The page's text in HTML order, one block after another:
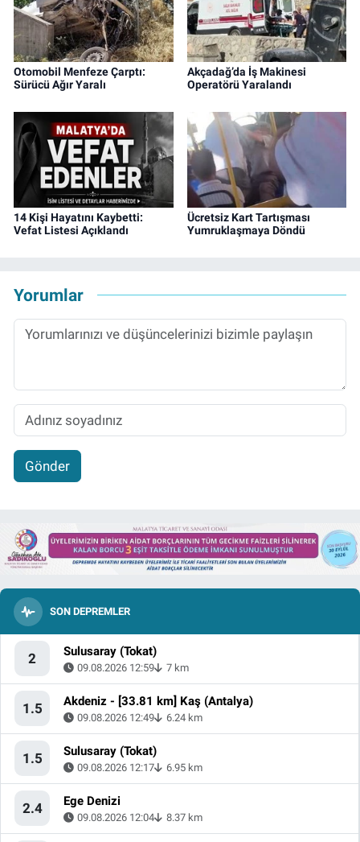
Otomobil Menfeze Çarptı:
Sürücü Ağır Yaralı
Akçadağ’da İş Makinesi
Operatörü Yaralandı
14 Kişi Hayatını Kaybetti:
Vefat Listesi Açıklandı
Ücretsiz Kart Tartışması
Yumruklaşmaya Döndü
Yorumlar
Gönder
SON DEPREMLER
2 Sulusaray (Tokat)
09.08.2026 12:59 7 km
1.5 Akdeniz - [33.81 km] Kaş (Antalya)
09.08.2026 12:49 6.24 km
1.5 Sulusaray (Tokat)
09.08.2026 12:17 6.95 km
2.4 Ege Denizi
09.08.2026 12:04 8.37 km